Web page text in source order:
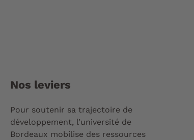
Nos leviers
Pour soutenir sa trajectoire de
développement, l’université de
Bordeaux mobilise des ressources